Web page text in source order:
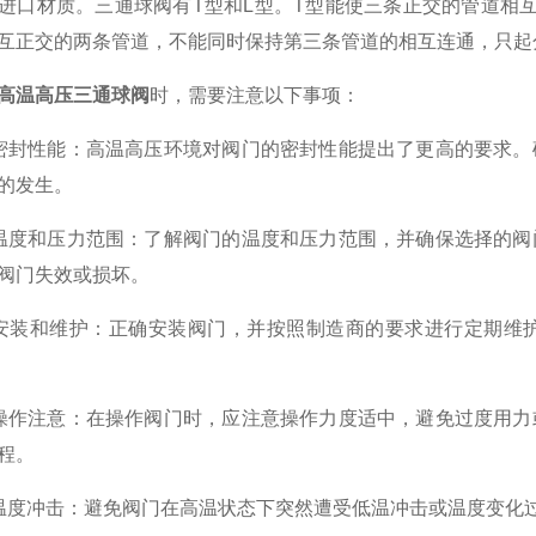
口材质。三通球阀有T型和L型。T型能使三条正交的管道相
正交的两条管道，不能同时保持第三条管道的相互连通，只
温高压三通球阀时，需要注意以下事项：
能：高温高压环境对阀门的密封性能提出了更高的要求。
发生。
压力范围：了解阀门的温度和压力范围，并确保选择的阀
门失效或损坏。
维护：正确安装阀门，并按照制造商的要求进行定期维
意：在操作阀门时，应注意操作力度适中，避免过度用力
。
击：避免阀门在高温状态下突然遭受低温冲击或温度变化